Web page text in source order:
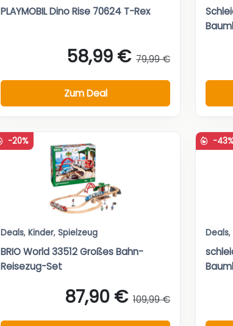
PLAYMOBIL Dino Rise 70624 T-Rex
58,99 € 79,99 €
Zum Deal
-20%
Deals, Kinder, Spielzeug
BRIO World 33512 Großes Bahn-
Reisezug-Set
87,90 € 109,99 €
-
Deals,